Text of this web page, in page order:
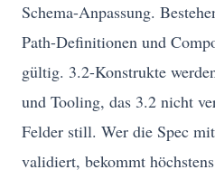
Schema-Anpassung.
Path-Definitionen und
gültig. 3.2-Konstrukte
und Tooling, das 3.2 nicht
Felder still. Wer die Spec
validiert, bekommt